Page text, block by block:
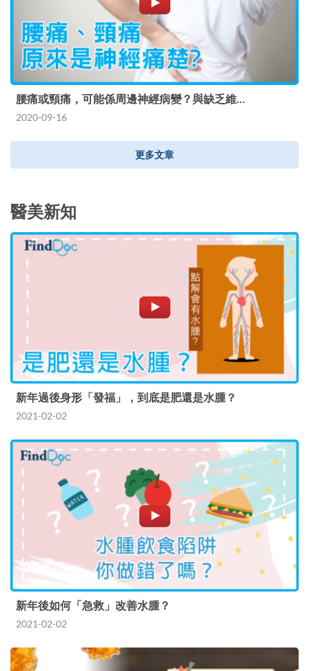
腰痛或頸痛，可能係周邊神經病變？與缺乏維…
2020-09-16
更多文章
醫美新知
新年過後身形「發福」，到底是肥還是水腫？
2021-02-02
新年後如何「急救」改善水腫？
2021-02-02